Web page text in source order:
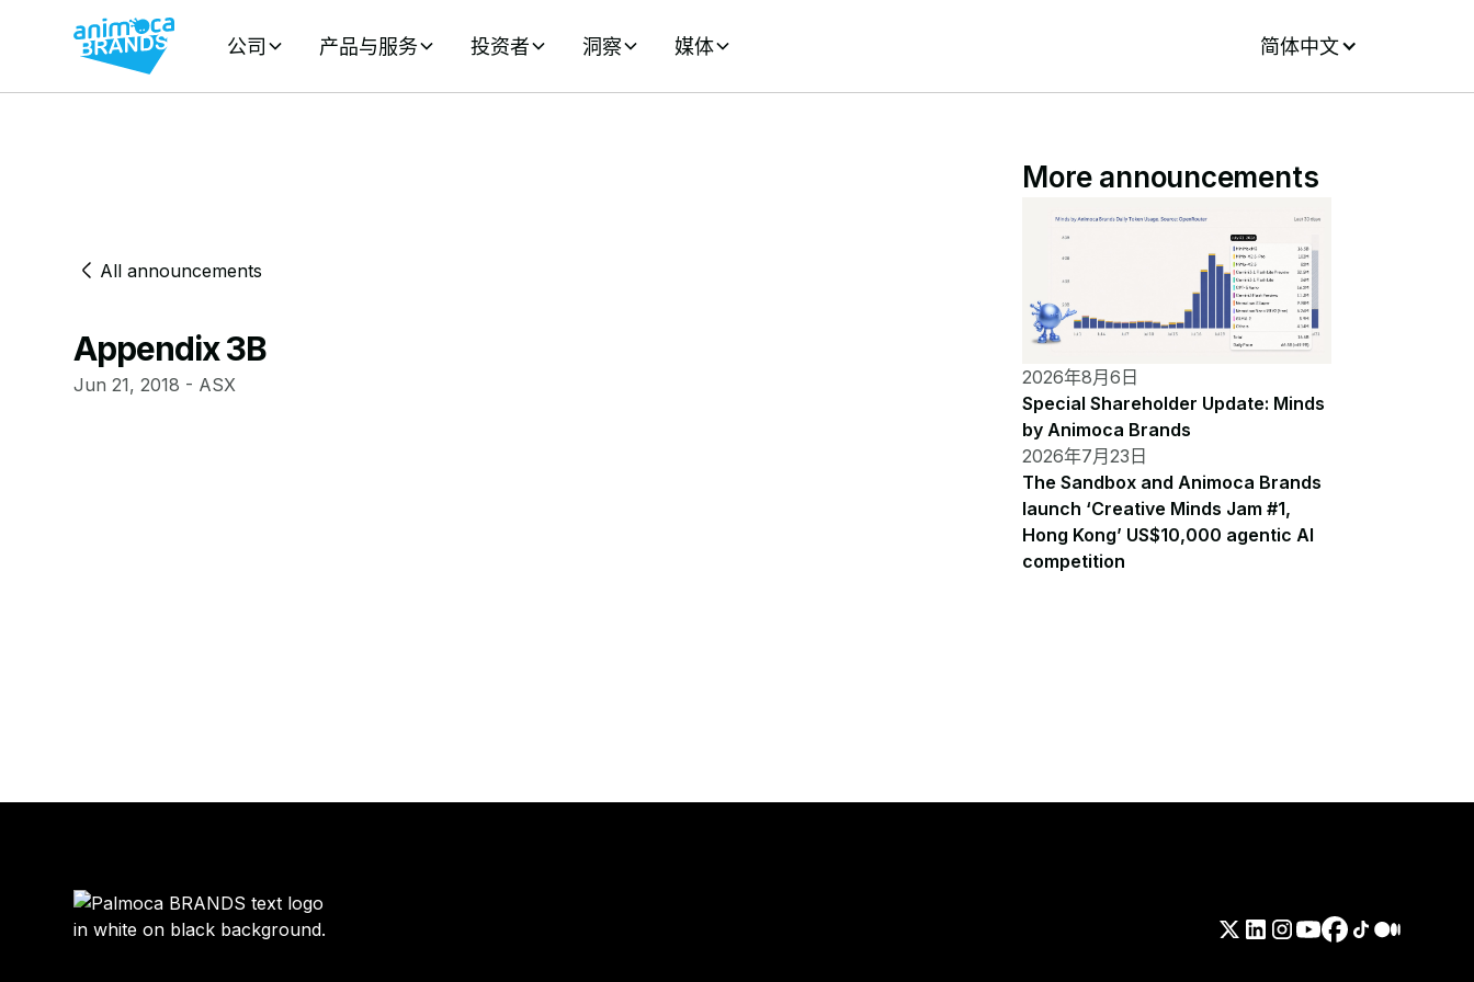
公司 产品与服务 投资者 洞察 媒体 简体中文
All announcements
Appendix 3B
Jun 21, 2018 - ASX
More announcements
2026年8月6日
Special Shareholder Update: Minds
by Animoca Brands
2026年7月23日
The Sandbox and Animoca Brands
launch ‘Creative Minds Jam #1,
Hong Kong’ US$10,000 agentic AI
competition